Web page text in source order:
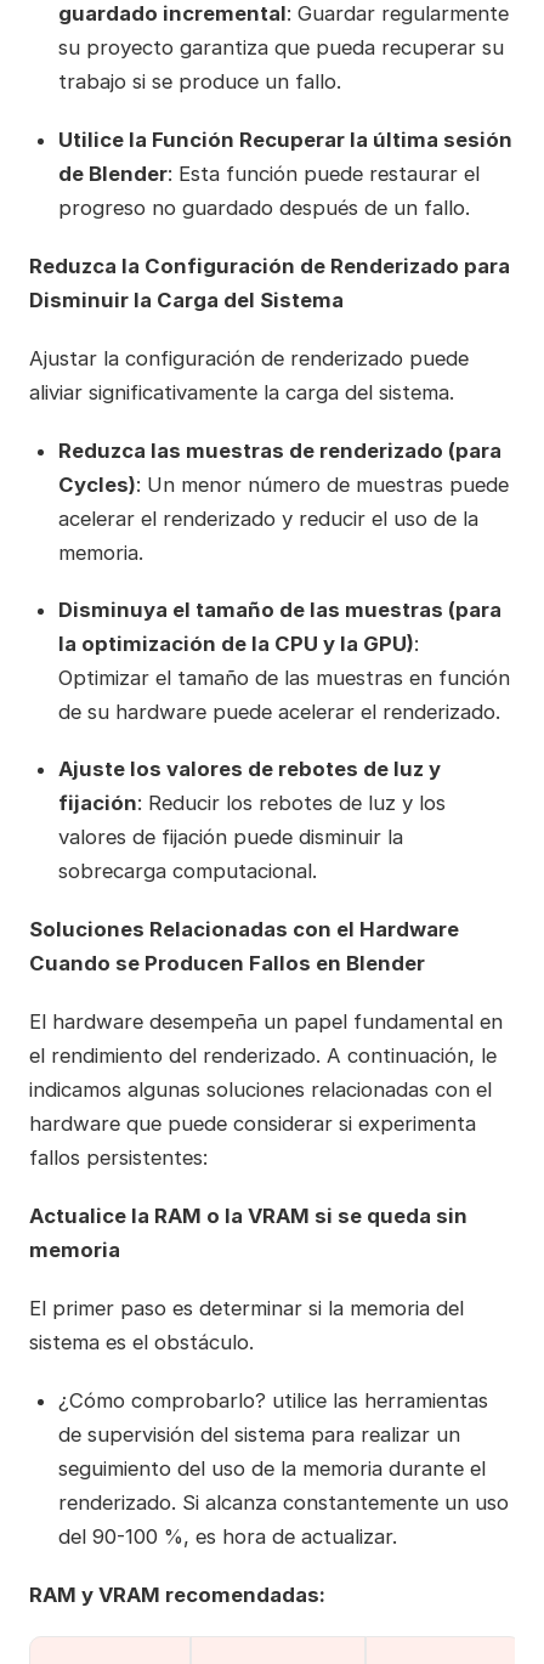
guardado incremental: Guardar regularmente
su proyecto garantiza que pueda recuperar su
trabajo si se produce un fallo.
Utilice la Función Recuperar la última sesión
de Blender: Esta función puede restaurar el
progreso no guardado después de un fallo.
Reduzca la Configuración de Renderizado para
Disminuir la Carga del Sistema
Ajustar la configuración de renderizado puede
aliviar significativamente la carga del sistema.
Reduzca las muestras de renderizado (para
Cycles): Un menor número de muestras puede
acelerar el renderizado y reducir el uso de la
memoria.
Disminuya el tamaño de las muestras (para
la optimización de la CPU y la GPU):
Optimizar el tamaño de las muestras en función
de su hardware puede acelerar el renderizado.
Ajuste los valores de rebotes de luz y
fijación: Reducir los rebotes de luz y los
valores de fijación puede disminuir la
sobrecarga computacional.
Soluciones Relacionadas con el Hardware
Cuando se Producen Fallos en Blender
El hardware desempeña un papel fundamental en
el rendimiento del renderizado. A continuación, le
indicamos algunas soluciones relacionadas con el
hardware que puede considerar si experimenta
fallos persistentes:
Actualice la RAM o la VRAM si se queda sin
memoria
El primer paso es determinar si la memoria del
sistema es el obstáculo.
¿Cómo comprobarlo? utilice las herramientas
de supervisión del sistema para realizar un
seguimiento del uso de la memoria durante el
renderizado. Si alcanza constantemente un uso
del 90-100 %, es hora de actualizar.
RAM y VRAM recomendadas: